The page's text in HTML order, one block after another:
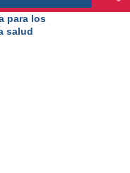
para los
salud